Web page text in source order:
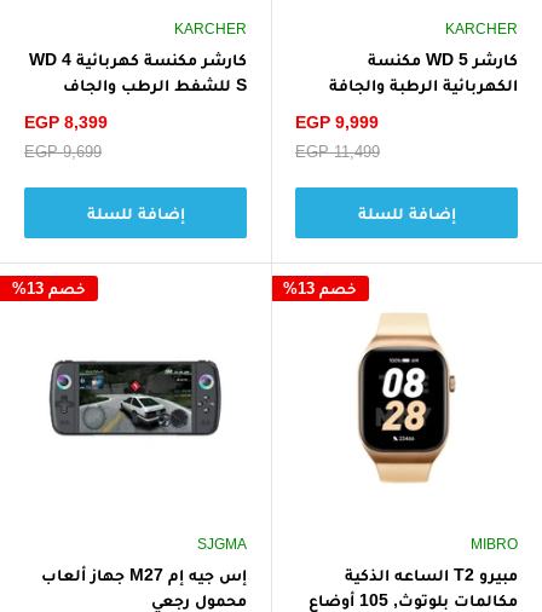
KARCHER
كارشر WD 5 مكنسة
الكهربائية الرطبة والجافة
سعر
EGP 9,999
سعر
EGP 11,499
إضافة للسلة
KARCHER
كارشر مكنسة كهربائية WD 4
S للشفط الرطب والجاف
سعر
EGP 8,399
سعر
EGP 9,699
إضافة للسلة
خصم 13%
MIBRO
مبيرو T2 الساعه الذكية
مكالمات بلوتوث, 105 أوضاع
خصم 13%
SJGMA
إس جيه إم M27 جهاز ألعاب
محمول رجعي